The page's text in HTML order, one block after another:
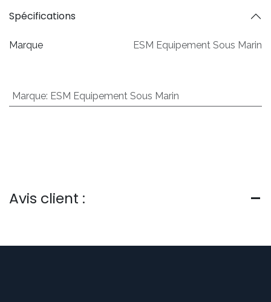
Spécifications
Marque ESM Equipement Sous Marin
Marque: ESM Equipement Sous Marin
Avis client :